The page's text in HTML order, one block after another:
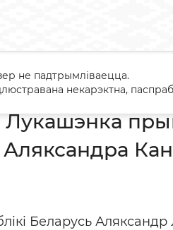
Лукашэнка прыняў з
Беларусь
не падтрымліваецца.
некарэктна,